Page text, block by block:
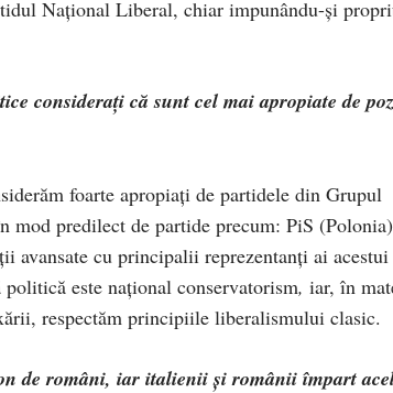
Național Liberal, chiar impunându-și
considerați că sunt cel mai apropiate de
foarte apropiați de partidele din Grupul
predilect de partide precum: PiS
avansate cu principalii reprezentanți ai
este național conservatorism, iar, în
respectăm principiile liberalismului clasic.
de români, iar italienii și românii împart